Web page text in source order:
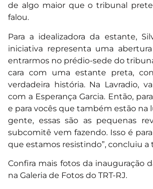
de algo maior que o tribunal
falou.
Para a idealizadora da estante,
iniciativa representa uma
entrarmos no prédio-sede do
cara com uma estante preta,
verdadeira história. Na Lavradio,
com a Esperança Garcia. Então,
e para vocês que também estão na
gente, essas são as pequenas
subcomitê vem fazendo. Isso é
que estamos resistindo”, concluiu a
Confira mais fotos da inauguração
na Galeria de Fotos do TRT-RJ.